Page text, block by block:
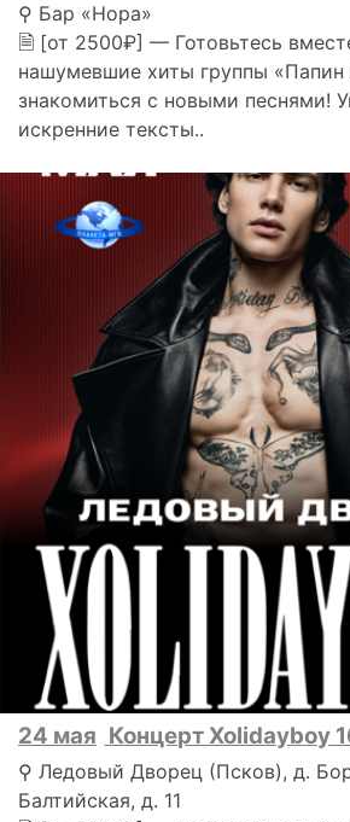
⚲ Бар «Нора»
🗎 [от 2500₽] — Готовьтесь
нашумевшие хиты группы
знакомиться с новыми песнями!
искренние тексты..
24 мая Концерт Xolidayboy
⚲ Ледовый Дворец (Псков), д.
Балтийская, д. 11